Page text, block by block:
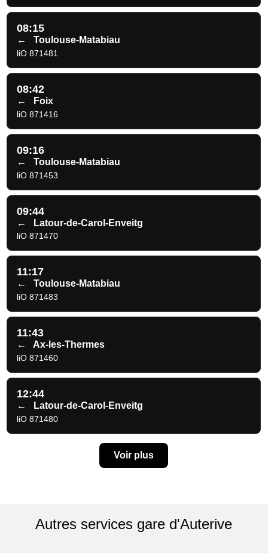
08:15
← Toulouse-Matabiau
liO 871481
08:42
← Foix
liO 871416
09:16
← Toulouse-Matabiau
liO 871453
09:44
← Latour-de-Carol-Enveitg
liO 871470
11:17
← Toulouse-Matabiau
liO 871483
11:43
← Ax-les-Thermes
liO 871460
12:44
← Latour-de-Carol-Enveitg
liO 871480
Voir plus
Autres services gare d'Auterive